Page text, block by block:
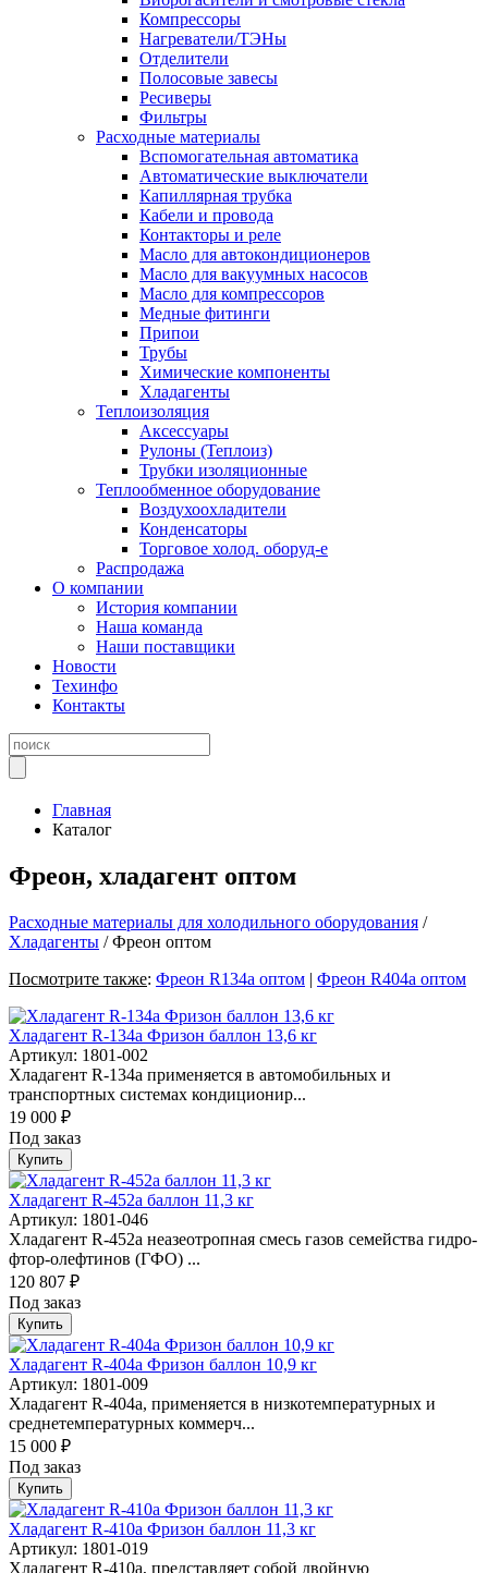
Компрессоры
Нагреватели/ТЭНы
Отделители
Полосовые завесы
Ресиверы
Фильтры
Расходные материалы
Вспомогательная автоматика
Автоматические выключатели
Капиллярная трубка
Кабели и провода
Контакторы и реле
Масло для автокондиционеров
Масло для вакуумных насосов
Масло для компрессоров
Медные фитинги
Припои
Трубы
Химические компоненты
Хладагенты
Теплоизоляция
Аксессуары
Рулоны (Теплоиз)
Трубки изоляционные
Теплообменное оборудование
Воздухоохладители
Конденсаторы
Торговое холод. оборуд-е
Распродажа
О компании
История компании
Наша команда
Наши поставщики
Новости
Техинфо
Контакты
Главная
Каталог
Фреон, хладагент оптом
Расходные материалы для холодильного оборудования /
Хладагенты / Фреон оптом
Посмотрите также: Фреон R134a оптом | Фреон R404a оптом
Хладагент R-134a Фризон баллон 13,6 кг
Артикул: 1801-002
Хладагент R-134a применяется в автомобильных и
транспортных системах кондиционир...
19 000 ₽
Под заказ
Купить
Хладагент R-452а баллон 11,3 кг
Артикул: 1801-046
Хладагент R-452а неазеотропная смесь газов семейства гидро-
фтор-олефтинов (ГФО) ...
120 807 ₽
Под заказ
Купить
Хладагент R-404a Фризон баллон 10,9 кг
Артикул: 1801-009
Хладагент R-404a, применяется в низкотемпературных и
среднетемпературных коммерч...
15 000 ₽
Под заказ
Купить
Хладагент R-410a Фризон баллон 11,3 кг
Артикул: 1801-019
Хладагент R-410a, представляет собой двойную